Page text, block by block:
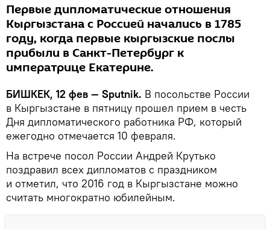
Первые дипломатические отношения
Кыргызстана с Россией начались в 1785
году, когда первые кыргызские послы
прибыли в Санкт-Петербург к
императрице Екатерине.
БИШКЕК, 12 фев — Sputnik. В посольстве России
в Кыргызстане в пятницу прошел прием в честь
Дня дипломатического работника РФ, который
ежегодно отмечается 10 февраля.
На встрече посол России Андрей Крутько
поздравил всех дипломатов с праздником
и отметил, что 2016 год в Кыргызстане можно
считать многократно юбилейным.